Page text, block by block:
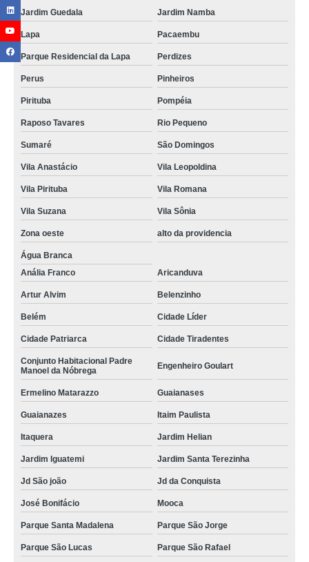
Jardim Guedala Jardim Namba
Lapa Pacaembu
Parque Residencial da Lapa Perdizes
Perus Pinheiros
Pirituba Pompéia
Raposo Tavares Rio Pequeno
Sumaré São Domingos
Vila Anastácio Vila Leopoldina
Vila Pirituba Vila Romana
Vila Suzana Vila Sônia
Zona oeste alto da providencia
Água Branca
Anália Franco
Aricanduva
Artur Alvim Belenzinho
Belém Cidade Líder
Cidade Patriarca Cidade Tiradentes
Conjunto Habitacional Padre
Manoel da Nóbrega
Engenheiro Goulart
Ermelino Matarazzo Guaianases
Guaianazes Itaim Paulista
Itaquera Jardim Helian
Jardim Iguatemi Jardim Santa Terezinha
Jd São joão Jd da Conquista
José Bonifácio Mooca
Parque Santa Madalena Parque São Jorge
Parque São Lucas Parque São Rafael